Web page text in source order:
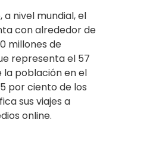
nivel mundial, el
con alrededor de
millones de
representa el 57
la población en el
por ciento de los
sus viajes a
online.